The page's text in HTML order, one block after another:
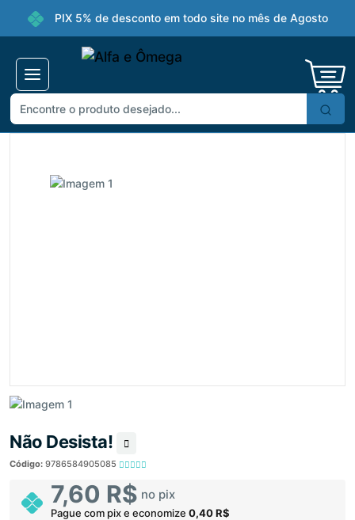
PIX 5% de desconto em todo site no mês de Agosto
Não Desista!
Código: 9786584905085
7,60 R$ no pix
Pague com pix e economize 0,40 R$